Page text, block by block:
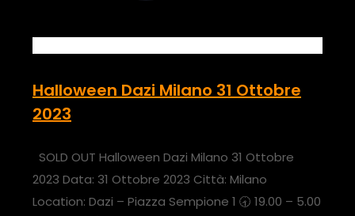
Halloween Dazi Milano 31 Ottobre
2023
SOLD OUT Halloween Dazi Milano 31 Ottobre
2023 Data: 31 Ottobre 2023 Città: Milano
Location: Dazi – Piazza Sempione 1 🕣 19.00 – 5.00